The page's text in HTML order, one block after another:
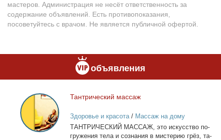
мастеров. Администрация не несёт ответственность за
содержание объявлений. Есть противопоказания,
посоветуйтесь с врачом. Не является публичной офертой.
объявления
Тантрический
массаж
Тан­три­че­ский мас­саж
Здоровье и красота/ Массаж на дому
ТАНТРИЧЕСКИЙ МАССАЖ, это ис­кус­ство по­
гру­же­ния те­ла и со­зна­ния в ми­сте­рию грёз, та­